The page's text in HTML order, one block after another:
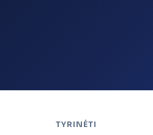
TYRINĖTI